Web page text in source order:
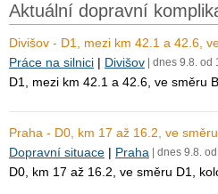
Aktuální dopravní
Divišov - D1, mezi km 42.1 a 42.6,
Práce na silnici | Divišov | dnes 9.8.
D1, mezi km 42.1 a 42.6, ve směru
Praha - D0, km 17 až 16.2, ve
Dopravní situace | Praha | dnes 9.8.
D0, km 17 až 16.2, ve směru D1,